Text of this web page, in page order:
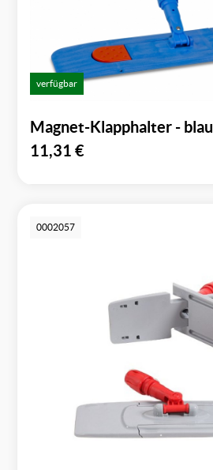
verfügbar
Magnet-Klapphalter - blau
11,31 €
0002057